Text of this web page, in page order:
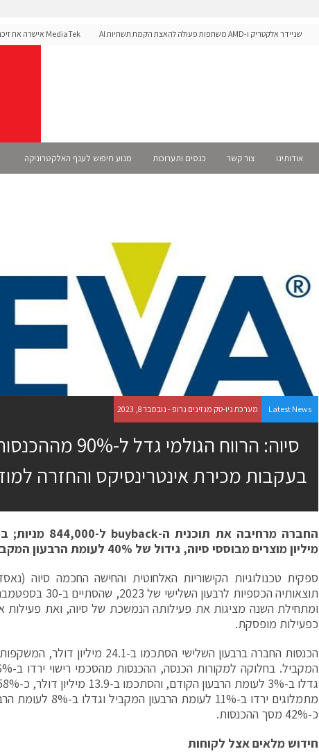
שניידר אלקטריק ו-AMD משתפות פעולה להאצת הקמת תשתיות AI
אודותינו צור קשר כנסים ותערוכות מנוע חיפוש לענף האלקטרוניקה
Latest News מערכת ניו-טק מגזינים גרופ - נובמבר 8, 2023
סיוה: הרווח
בעקבות מכירת אינטרינסיקס והחזרה
החברה מרחיבה את תוכנית ה-buyback
מיליון מוצרים מבוססי סיוה, גידול של 40% לעומת הרבעון המקביל
תוצאותיה הכספיות
ומתחילת השנה מציגות את פעילותה הנמשכת של סיוה, ואת פעילות
כפעילות מופסקת.
כ-42% מסך ההכנסות.
חידוש מלאים אצל לקוחות